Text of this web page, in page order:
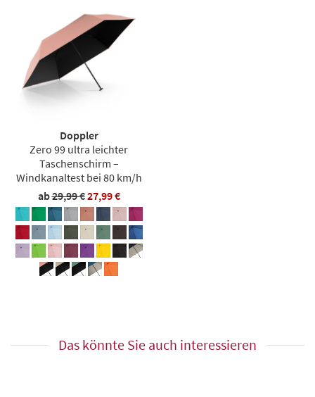
Doppler
Zero 99 ultra leichter
Taschenschirm –
Windkanaltest bei 80 km/h
ab29,99 €27,99 €
Das könnte Sie auch interessieren